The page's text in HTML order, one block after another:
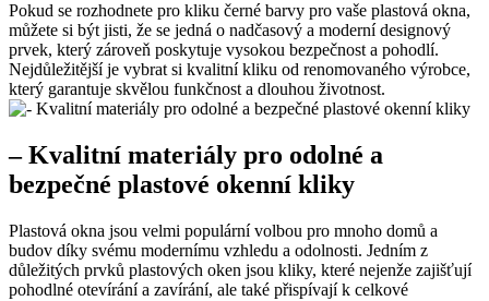
Pokud⁤ se ‌rozhodnete‌ pro kliku černé barvy pro ‍vaše plastová okna,⁣
můžete si být jisti, ⁣že se jedná o nadčasový a moderní designový
⁤prvek, který zároveň poskytuje vysokou⁤ bezpečnost a pohodlí.
‌Nejdůležitější je ⁢vybrat si kvalitní kliku od renomovaného výrobce,
který garantuje skvělou funkčnost a dlouhou životnost.
– Kvalitní materiály pro odolné a⁢
bezpečné plastové okenní kliky
Plastová okna jsou velmi ‍populární volbou⁣ pro mnoho domů a
budov​ díky svému modernímu vzhledu a odolnosti. Jedním z
důležitých prvků plastových oken jsou kliky, které nejenže zajišťují
pohodlné otevírání a‌ zavírání, ale také přispívají k celkové